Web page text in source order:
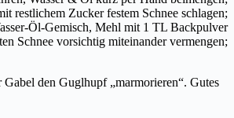
restlichem Zucker festem Schnee schlagen;
Öl-Gemisch, Mehl mit 1 TL Backpulver
Schnee vorsichtig miteinander vermengen;
den Guglhupf „marmorieren“. Gutes